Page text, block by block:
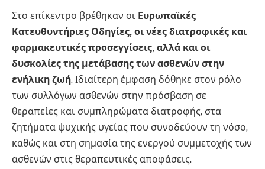
Στο επίκεντρο βρέθηκαν οι Ευρωπαϊκές
Κατευθυντήριες Οδηγίες, οι νέες διατροφικές και
φαρμακευτικές προσεγγίσεις, αλλά και οι
δυσκολίες της μετάβασης των ασθενών στην
ενήλικη ζωή. Ιδιαίτερη έμφαση δόθηκε στον ρόλο
των συλλόγων ασθενών στην πρόσβαση σε
θεραπείες και συμπληρώματα διατροφής, στα
ζητήματα ψυχικής υγείας που συνοδεύουν τη νόσο,
καθώς και στη σημασία της ενεργού συμμετοχής των
ασθενών στις θεραπευτικές αποφάσεις.